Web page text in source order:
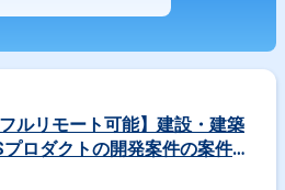
象の案件です！
ルリモート可能】建設・建築
ロダクトの開発案件の案件・